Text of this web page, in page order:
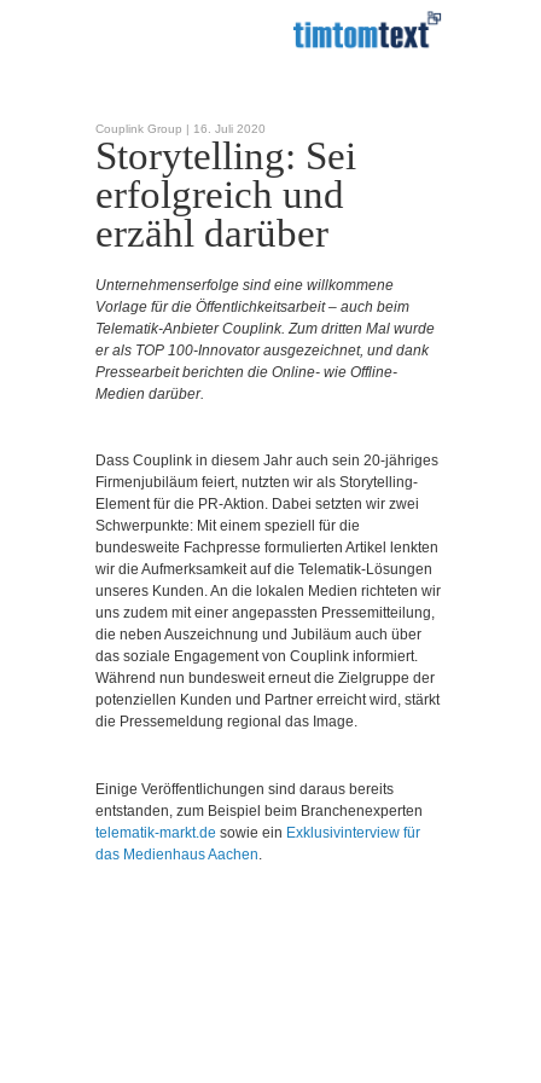
Couplink Group | 16. Juli 2020
Storytelling: Sei
erfolgreich und
erzähl darüber
Unternehmenserfolge sind eine willkommene
Vorlage für die Öffentlichkeitsarbeit – auch beim
Telematik-Anbieter Couplink. Zum dritten Mal wurde
er als TOP 100-Innovator ausgezeichnet, und dank
Pressearbeit berichten die Online- wie Offline-
Medien darüber.
Dass Couplink in diesem Jahr auch sein 20-jähriges
Firmenjubiläum feiert, nutzten wir als Storytelling-
Element für die PR-Aktion. Dabei setzten wir zwei
Schwerpunkte: Mit einem speziell für die
bundesweite Fachpresse formulierten Artikel lenkten
wir die Aufmerksamkeit auf die Telematik-Lösungen
unseres Kunden. An die lokalen Medien richteten wir
uns zudem mit einer angepassten Pressemitteilung,
die neben Auszeichnung und Jubiläum auch über
das soziale Engagement von Couplink informiert.
Während nun bundesweit erneut die Zielgruppe der
potenziellen Kunden und Partner erreicht wird, stärkt
die Pressemeldung regional das Image.
Einige Veröffentlichungen sind daraus bereits
entstanden, zum Beispiel beim Branchenexperten
telematik-markt.de sowie ein Exklusivinterview für
das Medienhaus Aachen.